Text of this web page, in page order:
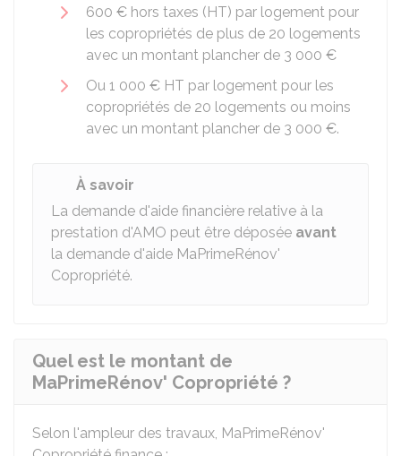
600 € hors taxes (HT) par logement pour
les copropriétés de plus de 20 logements
avec un montant plancher de 3 000 €
Ou 1 000 € HT par logement pour les
copropriétés de 20 logements ou moins
avec un montant plancher de 3 000 €.
À savoir
La demande d'aide financière relative à la
prestation d'AMO peut être déposée avant
la demande d'aide MaPrimeRénov'
Copropriété.
Quel est le montant de
MaPrimeRénov' Copropriété ?
Selon l'ampleur des travaux, MaPrimeRénov'